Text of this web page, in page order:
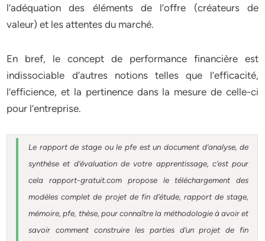
l’adéquation des éléments de l’offre (créateurs de
valeur) et les attentes du marché.
En bref, le concept de performance financière est
indissociable d’autres notions telles que l’efficacité,
l’efficience, et la pertinence dans la mesure de celle-ci
pour l’entreprise.
Le rapport de stage ou le pfe est un document d’analyse, de
synthèse et d’évaluation de votre apprentissage, c’est pour
cela rapport-gratuit.com propose le téléchargement des
modèles complet de projet de fin d’étude, rapport de stage,
mémoire, pfe, thèse, pour connaître la méthodologie à avoir et
savoir comment construire les parties d’un projet de fin